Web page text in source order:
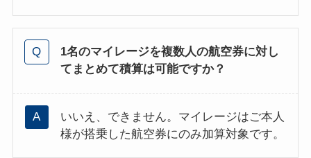
1名のマイレージを複数人の航空券に対し
てまとめて積算は可能ですか？
いいえ、できません。マイレージはご本人
様が搭乗した航空券にのみ加算対象です。